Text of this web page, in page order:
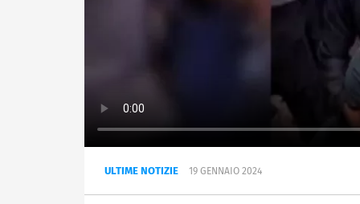
ULTIME NOTIZIE 19 GENNAIO 2024